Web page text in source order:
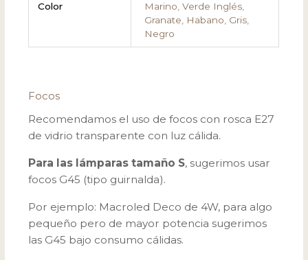
Color
Marino, Verde Inglés,
Granate, Habano, Gris,
Negro
Focos
Recomendamos el uso de focos con rosca E27
de vidrio transparente con luz cálida.
Para las lámparas tamaño S, sugerimos usar
focos G45 (tipo guirnalda).
Por ejemplo: Macroled Deco de 4W, para algo
pequeño pero de mayor potencia sugerimos
las G45 bajo consumo cálidas.